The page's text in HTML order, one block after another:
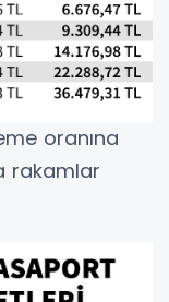
oranına
rakamlar